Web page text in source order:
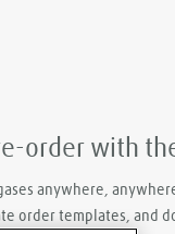
order with
anywhere,
order templates, and